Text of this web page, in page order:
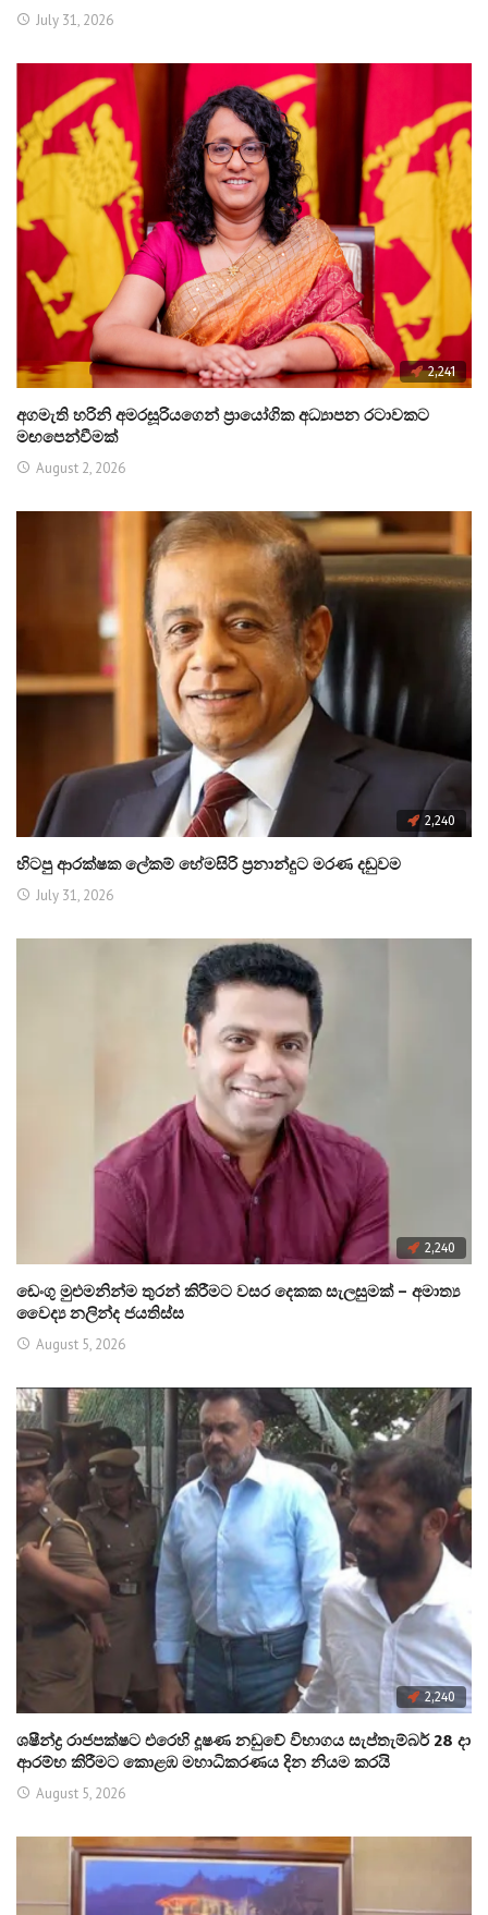
July 31, 2026
2,241
අගමැති හරිනි අමරසූරියගෙන් ප්‍රායෝගික අධ්‍යාපන රටාවකට
මඟපෙන්වීමක්
August 2, 2026
2,240
හිටපු ආරක්ෂක ලේකම් හේමසිරි ප්‍රනාන්දුට මරණ දඬුවම
July 31, 2026
2,240
ඩෙංගු මුළුමනින්ම තුරන් කිරීමට වසර දෙකක සැලසුමක් – අමාත්‍ය
වෛද්‍ය නලින්ද ජයතිස්ස
August 5, 2026
2,240
ශෂීන්ද්‍ර රාජපක්ෂට එරෙහි දූෂණ නඩුවේ විභාගය සැප්තැම්බර් 28 දා
ආරම්භ කිරීමට කොළඹ මහාධිකරණය දින නියම කරයි
August 5, 2026